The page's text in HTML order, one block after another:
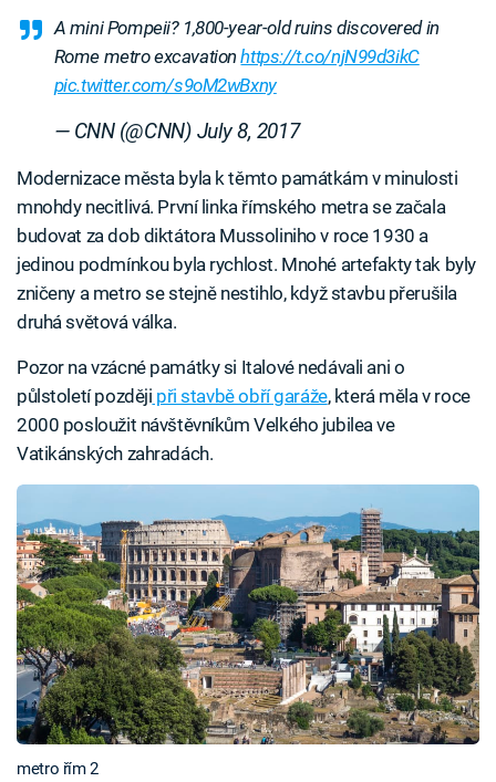
A mini Pompeii? 1,800-year-old ruins discovered in
Rome metro excavationhttps://t.co/njN99d3ikC
pic.twitter.com/s9oM2wBxny
— CNN (@CNN) July 8, 2017
Modernizace města byla k těmto památkám v minulosti
mnohdy necitlivá. První linka římského metra se začala
budovat za dob diktátora Mussoliniho v roce 1930 a
jedinou podmínkou byla rychlost. Mnohé artefakty tak byly
zničeny a metro se stejně nestihlo, když stavbu přerušila
druhá světová válka.
Pozor na vzácné památky si Italové nedávali ani o
půlstoletí později při stavbě obří garáže, která měla v roce
2000 posloužit návštěvníkům Velkého jubilea ve
Vatikánských zahradách.
metro řím 2